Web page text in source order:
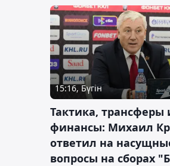
15:16, Бүгін
Тактика, трансферы
финансы: Михаил
ответил на
вопросы на сборах